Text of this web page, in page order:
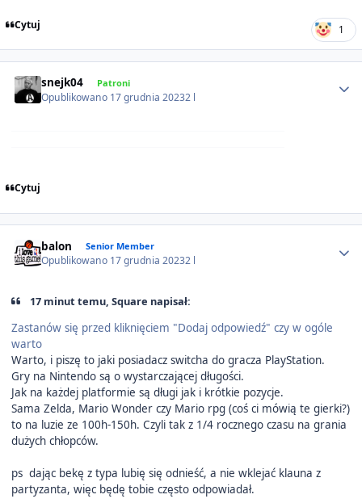
Cytuj 1
snejk04 Patroni
Opublikowano 17 grudnia 20232 l
Cytuj
balon Senior Member
Opublikowano 17 grudnia 20232 l
17 minut temu, Square napisał:
Zastanów się przed kliknięciem "Dodaj odpowiedź" czy w ogóle
warto
Warto, i piszę to jaki posiadacz switcha do gracza PlayStation.
Gry na Nintendo są o wystarczającej długości.
Jak na każdej platformie są długi jak i krótkie pozycje.
Sama Zelda, Mario Wonder czy Mario rpg (coś ci mówią te gierki?)
to na luzie ze 100h-150h. Czyli tak z 1/4 rocznego czasu na grania
dużych chłopców.
ps dając bekę z typa lubię się odnieść, a nie wklejać klauna z
partyzanta, więc będę tobie często odpowiadał.